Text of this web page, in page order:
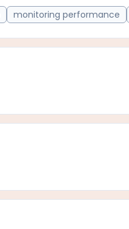
monitoring performance